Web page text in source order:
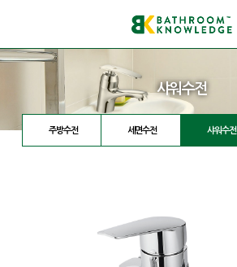
샤워수전
주방수전 세면수전 샤워수전